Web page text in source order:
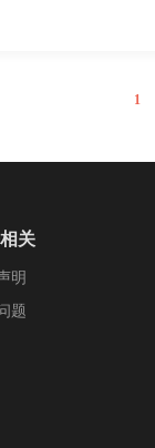
1
关
明
题